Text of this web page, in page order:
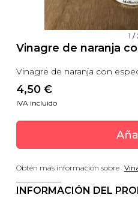
1 /
Vinagre de naranja
Vinagre de naranja con
4,50 €
IVA incluido
Obtén más información sobre
INFORMACIÓN DEL